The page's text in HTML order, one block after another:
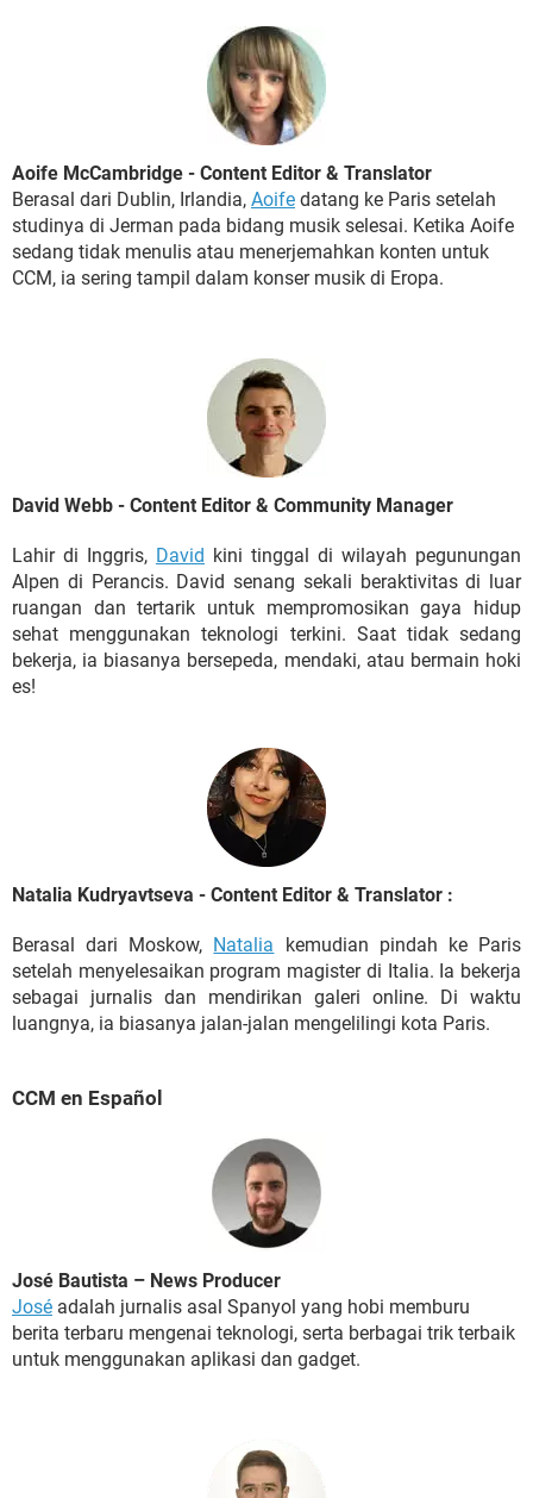
Aoife McCambridge - Content Editor & Translator
Berasal dari Dublin, Irlandia, Aoife datang ke Paris setelah
studinya di Jerman pada bidang musik selesai. Ketika Aoife
sedang tidak menulis atau menerjemahkan konten untuk
CCM, ia sering tampil dalam konser musik di Eropa.
David Webb - Content Editor & Community Manager
Lahir di Inggris, David kini tinggal di wilayah pegunungan
Alpen di Perancis. David senang sekali beraktivitas di luar
ruangan dan tertarik untuk mempromosikan gaya hidup
sehat menggunakan teknologi terkini. Saat tidak sedang
bekerja, ia biasanya bersepeda, mendaki, atau bermain hoki
es!
Natalia Kudryavtseva - Content Editor & Translator :
Berasal dari Moskow, Natalia kemudian pindah ke Paris
setelah menyelesaikan program magister di Italia. Ia bekerja
sebagai jurnalis dan mendirikan galeri online. Di waktu
luangnya, ia biasanya jalan-jalan mengelilingi kota Paris.
CCM en Español
José Bautista – News Producer
José adalah jurnalis asal Spanyol yang hobi memburu
berita terbaru mengenai teknologi, serta berbagai trik terbaik
untuk menggunakan aplikasi dan gadget.